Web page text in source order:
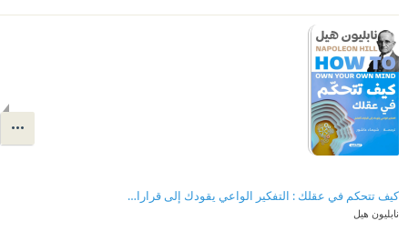
كيف تتحكم في عقلك : التفكير الواعي يقودك إلى قرارات أفضل | How To Own Your Mind
نابليون هيل